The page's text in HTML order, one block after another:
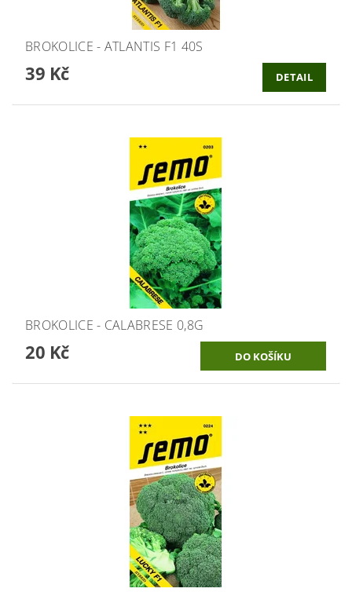
BROKOLICE - ATLANTIS F1 40S
39 Kč DETAIL
BROKOLICE - CALABRESE 0,8G
20 Kč